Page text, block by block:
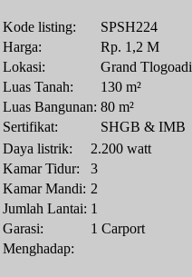
Kode listing:
SPSH224
Harga:
Rp. 1,2 M
Lokasi:
Grand Tlogoadi
Luas Tanah:
130 m²
Luas Bangunan: 80 m²
Sertifikat:
SHGB & IMB
Daya listrik:
2.200 watt
Kamar Tidur:
3
Kamar Mandi: 2
Jumlah Lantai: 1
Garasi:
1 Carport
Menghadap: